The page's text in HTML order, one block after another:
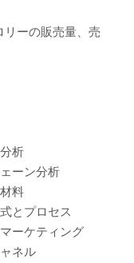
ーの販売量、売
析
ーン分析
料
とプロセス
ーケティング
ネル